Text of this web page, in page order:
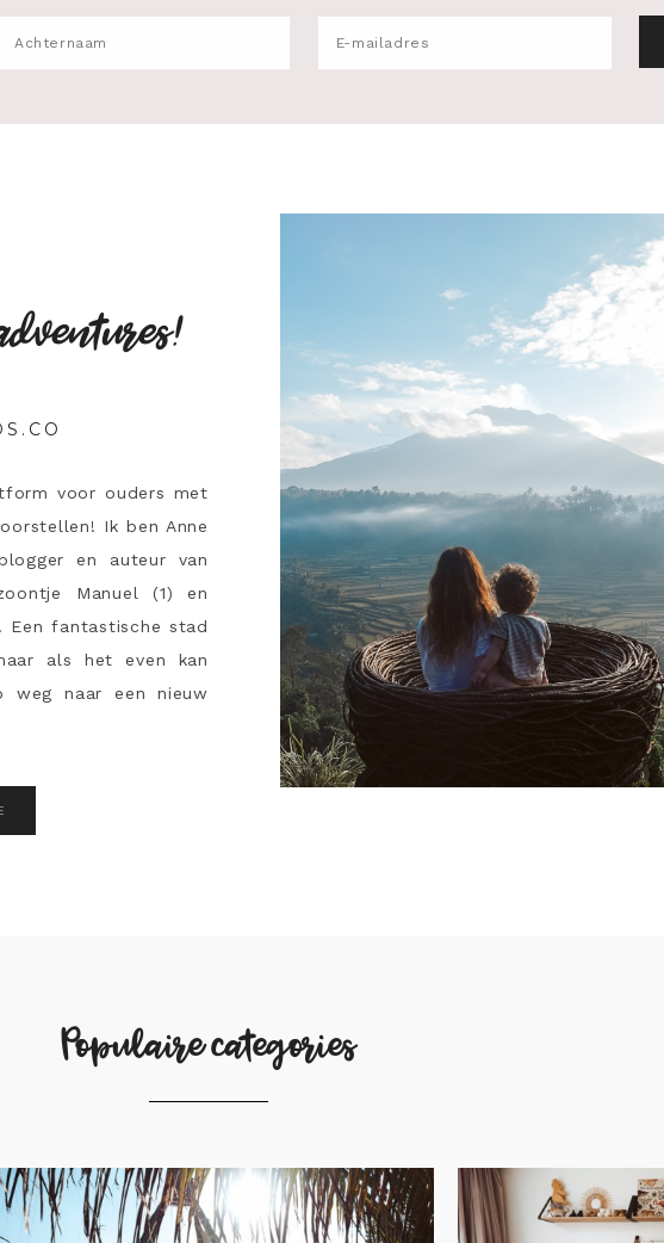
voor ouders met
Ik ben Anne
en auteur van
Manuel (1) en
Een fantastische stad
als het even kan
weg naar een nieuw
Populaire categories